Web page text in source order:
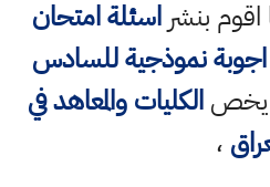
بنشراسئلة امتحان
اجوبة نموذجية للسادس
يخصالكليات والمعاهد في
،